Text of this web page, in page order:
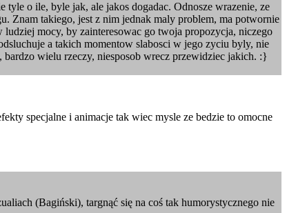
o ile, byle jak, ale jakos dogadac. Odnosze wrazenie, ze
Znam takiego, jest z nim jednak maly problem, ma potwornie
mocy, by zainteresowac go twoja propozycja, niczego
a takich momentow slabosci w jego zyciu byly, nie
wielu rzeczy, niesposob wrecz przewidziec jakich. :}
specjalne i animacje tak wiec mysle ze bedzie to omocne
(Bagiński), targnąć się na coś tak humorystycznego nie